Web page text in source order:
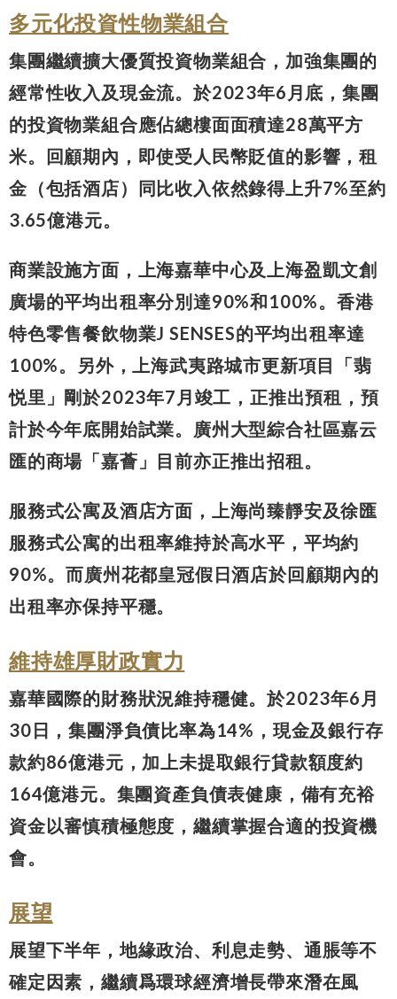
多元化投資性物業組合
集團繼續擴大優質投資物業組合，加強集團的
經常性收入及現金流。於2023年6月底，集團
的投資物業組合應佔總樓面面積達28萬平方
米。回顧期內，即使受人民幣貶值的影響，租
金（包括酒店）同比收入依然錄得上升7%至約
3.65億港元。
商業設施方面，上海嘉華中心及上海盈凱文創
廣場的平均出租率分別達90%和100%。香港
特色零售餐飲物業J SENSES的平均出租率達
100%。另外，上海武夷路城市更新項目「翡
悦里」剛於2023年7月竣工，正推出預租，預
計於今年底開始試業。廣州大型綜合社區嘉云
匯的商場「嘉薈」目前亦正推出招租。
服務式公寓及酒店方面，上海尚臻靜安及徐匯
服務式公寓的出租率維持於高水平，平均約
90%。而廣州花都皇冠假日酒店於回顧期內的
出租率亦保持平穩。
維持雄厚財政實力
嘉華國際的財務狀況維持穩健。於2023年6月
30日，集團淨負債比率為14%，現金及銀行存
款約86億港元，加上未提取銀行貸款額度約
164億港元。集團資產負債表健康，備有充裕
資金以審慎積極態度，繼續掌握合適的投資機
會。
展望
展望下半年，地緣政治、利息走勢、通脹等不
確定因素，繼續爲環球經濟增長帶來潛在風